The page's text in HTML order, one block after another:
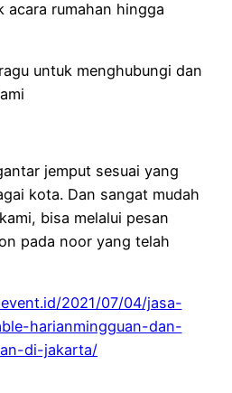
acara rumahan hingga
untuk menghubungi dan
jemput sesuai yang
kota. Dan sangat mudah
bisa melalui pesan
pada noor yang telah
2021/07/04/jasa-
harianmingguan-dan-
di-jakarta/